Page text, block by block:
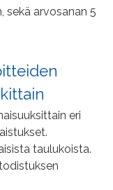
sekä arvosanan 5
eri
taulukoista.